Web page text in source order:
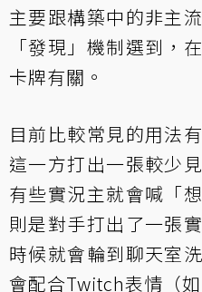
主要跟構築中的非主
「發現」機制選到，
卡牌有關。
目前比較常見的用法
這一方打出一張較少
有些實況主就會喊「
則是對手打出了一張
時候就會輪到聊天室
會配合Twitch表情（